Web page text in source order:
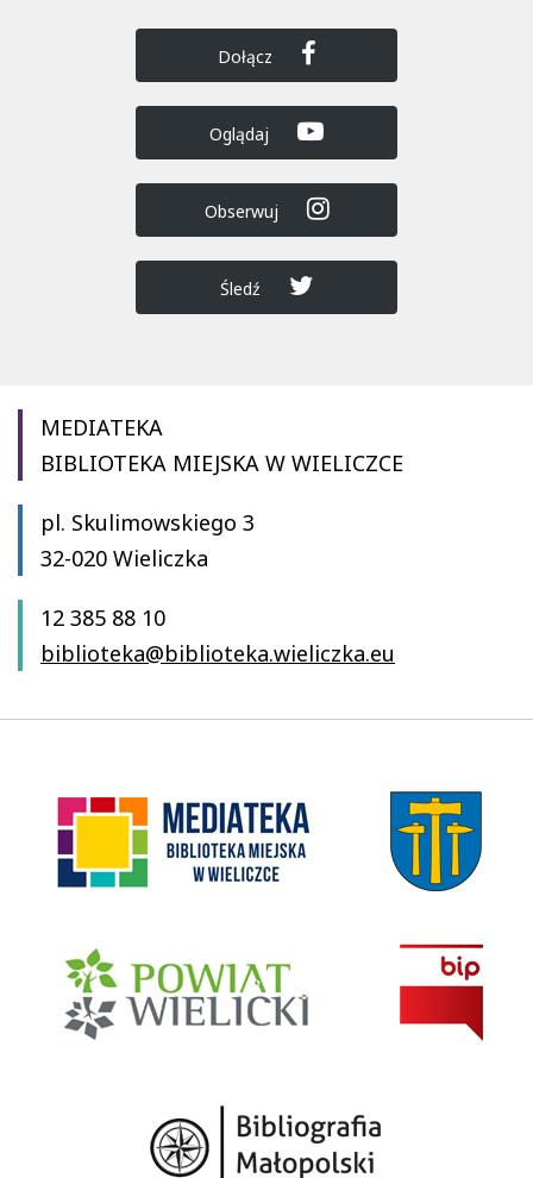
Dołącz
Oglądaj
Obserwuj
Śledź
MEDIATEKA
BIBLIOTEKA MIEJSKA W WIELICZCE
pl. Skulimowskiego 3
32-020 Wieliczka
12 385 88 10
biblioteka@biblioteka.wieliczka.eu